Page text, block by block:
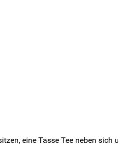
eine Tasse Tee neben sich